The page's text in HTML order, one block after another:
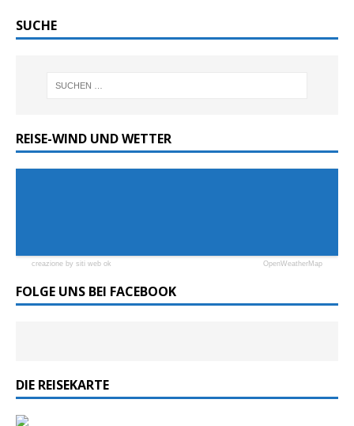
SUCHE
REISE-WIND UND WETTER
creazione by siti web ok OpenWeatherMap
FOLGE UNS BEI FACEBOOK
DIE REISEKARTE